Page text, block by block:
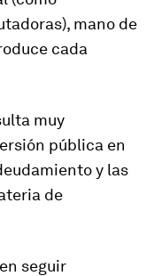
mano de
cada
muy
pública en
y las
de
seguir